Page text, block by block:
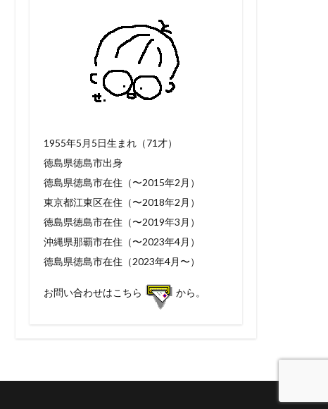
1955年5月5日生まれ（71才）
徳島県徳島市出身
徳島県徳島市在住（〜2015年2月）
東京都江東区在住（〜2018年2月）
徳島県徳島市在住（〜2019年3月）
沖縄県那覇市在住（〜2023年4月）
徳島県徳島市在住（2023年4月〜）
お問い合わせはこちら から。